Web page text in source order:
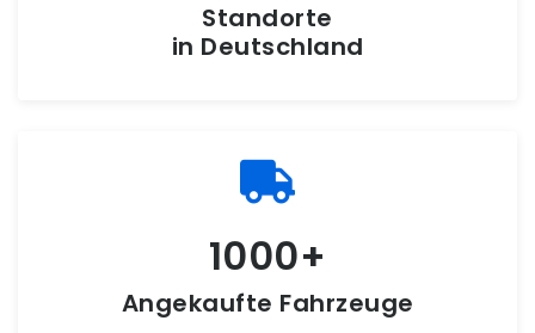
Standorte
in Deutschland
1000
Angekaufte Fahrzeuge